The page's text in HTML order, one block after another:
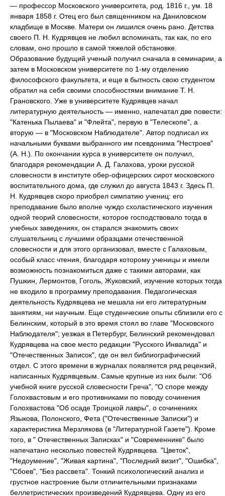
— профессор Московского университета, род. 1816 г., ум. 18
января 1858 г. Отец его был священником на Даниловском
кладбище в Москве. Матери он лишился очень рано. Детства
своего П. Н. Кудрявцев не любил вспоминать, так как, по его
словам, оно прошло в самой тяжелой обстановке.
Образование будущий ученый получил сначала в семинарии, а
затем в Московском университете по 1-му отделению
философского факультета, и еще в бытность свою студентом
обратил на себя своими способностями внимание Т. Н.
Грановского. Уже в университете Кудрявцев начал
литературную деятельность — именно, напечатал две повести:
"Катенька Пылаева" и "Флейта", первую в "Телескопе", а
вторую — в "Московском Наблюдателе". Автор подписал их
начальными буквами выбранного им псевдонима "Нестроев"
(А. Н.). По окончании курса в университете он получил,
благодаря рекомендации А. Д. Галахова, уроки русской
словесности в институте обер-офицерских сирот московского
воспитательного дома, где служил до августа 1843 г. Здесь П.
Н. Кудрявцев скоро приобрел симпатию учениц: его
преподавание было вполне чуждо схоластического изучения
одной теорий словесности, которое господствовало тогда в
учебных заведениях, он старался знакомить своих
слушательниц с лучшими образцами отечественной
словесности и для этого организовал, вместе с Галаховым,
особый класс чтения, благодаря которому ученицы и имели
возможность познакомиться даже с такими авторами, как
Пушкин, Лермонтов, Гоголь, Жуковский, изучение которых тогда
не входило в программу преподавания. Педагогическая
деятельность Кудрявцева не мешала ни его литературным
занятиям, ни научным. Еще студенческие опыты сблизили его с
Белинским, который в это время стоял во главе "Московского
Наблюдателя"; уезжая в Петербург, Белинский рекомендовал
Кудрявцева на свое место редакции "Русского Инвалида" и
"Отечественных Записок", где он вел библиографический
отдел. С этого времени в журналах появляется ряд рецензий,
написанных Кудрявцевым. Самые крупные из них были: "Об
учебной книге русской словесности Греча", "О споре между
Голохвастовым и его противниками по поводу сочинения
Голохвастова "Об осаде Троицкой лавры", о сочинениях
Языкова, Полонского, Фета ("Отечественные Записки") и
характеристика Мерзлякова (в "Литературной Газете"). Кроме
того, в " Отечественных Записках" и "Современнике" было
напечатано несколько повестей Кудрявцева. "Цветок",
"Недоумение", "Живая картина", "Последний визит", "Ошибка",
"Сбоев", "Без рассвета". Тонкий психологический анализ и
грустное настроение были отличительными признаками
беллетристических произведений Кудрявцева. Одну из его